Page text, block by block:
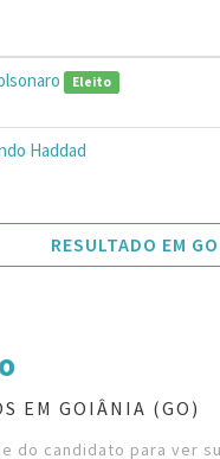
Eleito
Haddad
RESULTADO EM GO
EM GOIÂNIA (GO)
do candidato para ver